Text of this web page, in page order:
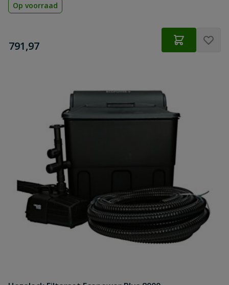
Op voorraad
€
791,97